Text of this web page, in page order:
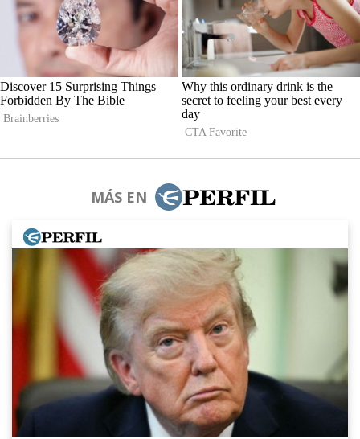
MÁS EN